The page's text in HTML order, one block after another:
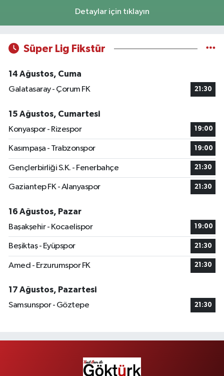
Detaylar için tıklayın
Süper Lig Fikstür
14 Ağustos, Cuma
Galatasaray - Çorum FK
21:30
15 Ağustos, Cumartesi
Konyaspor - Rizespor
19:00
Kasımpaşa - Trabzonspor 19:00
Gençlerbirliği S.K. - Fenerbahçe 21:30
Gaziantep FK - Alanyaspor 21:30
16 Ağustos, Pazar
Başakşehir - Kocaelispor
19:00
Beşiktaş - Eyüpspor 21:30
Amed - Erzurumspor FK 21:30
17 Ağustos, Pazartesi
Samsunspor - Göztepe
21:30